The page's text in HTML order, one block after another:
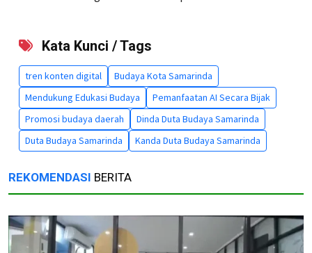
Kata Kunci / Tags
tren konten digital
Budaya Kota Samarinda
Mendukung Edukasi Budaya
Pemanfaatan AI Secara Bijak
Promosi budaya daerah
Dinda Duta Budaya Samarinda
Duta Budaya Samarinda
Kanda Duta Budaya Samarinda
REKOMENDASI BERITA